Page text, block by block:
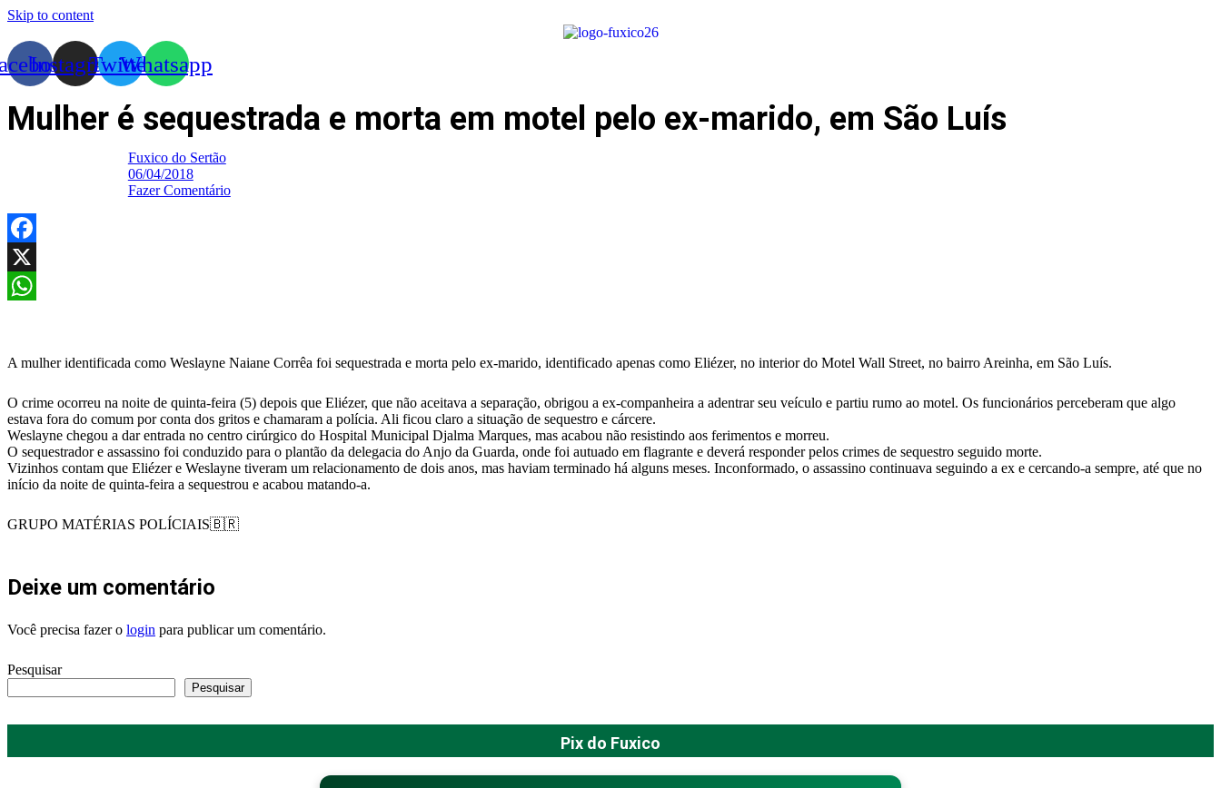
Skip to content
InstagramTwitterWhatsapp
Mulher é sequestrada e morta em motel pelo ex-marido, em São Luís
Fuxico do Sertão
06/04/2018
Fazer Comentário
Facebook
X
A mulher identificada como Weslayne Naiane Corrêa foi sequestrada e morta pelo ex-marido, identificado apenas como Eliézer, no interior do Motel Wall Street, no bairro Areinha, em São Luís.
O crime ocorreu na noite de quinta-feira (5) depois que Eliézer, que não aceitava a separação, obrigou a ex-companheira a adentrar seu veículo e partiu rumo ao motel. Os funcionários perceberam que algo
estava fora do comum por conta dos gritos e chamaram a polícia. Ali ficou claro a situação de sequestro e cárcere.
Weslayne chegou a dar entrada no centro cirúrgico do Hospital Municipal Djalma Marques, mas acabou não resistindo aos ferimentos e morreu.
O sequestrador e assassino foi conduzido para o plantão da delegacia do Anjo da Guarda, onde foi autuado em flagrante e deverá responder pelos crimes de sequestro seguido morte.
Vizinhos contam que Eliézer e Weslayne tiveram um relacionamento de dois anos, mas haviam terminado há alguns meses. Inconformado, o assassino continuava seguindo a ex e cercando-a sempre, até que no
início da noite de quinta-feira a sequestrou e acabou matando-a.
GRUPO MATÉRIAS POLÍCIAIS🇧🇷
Deixe um comentário
Você precisa fazer o login para publicar um comentário.
Pesquisar
Pesquisar
Pix do Fuxico